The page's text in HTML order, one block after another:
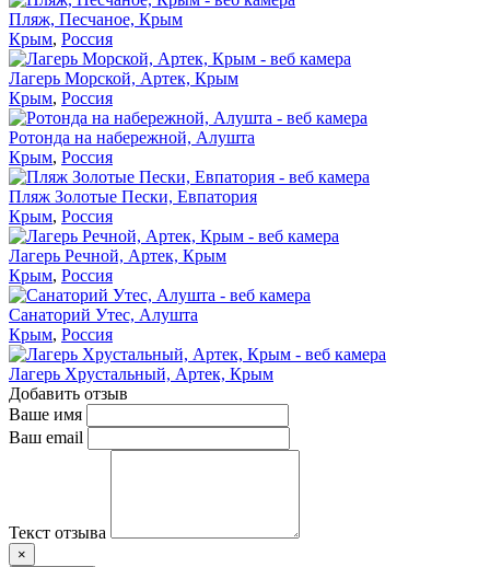
Пляж, Песчаное, Крым
Крым, Россия
Лагерь Морской, Артек, Крым
Крым, Россия
Ротонда на набережной, Алушта
Крым, Россия
Пляж Золотые Пески, Евпатория
Крым, Россия
Лагерь Речной, Артек, Крым
Крым, Россия
Санаторий Утес, Алушта
Крым, Россия
Лагерь Хрустальный, Артек, Крым
Добавить отзыв
Ваше имя
Ваш email
Текст отзыва
×